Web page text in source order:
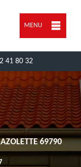
MENU
41 80 32
69790